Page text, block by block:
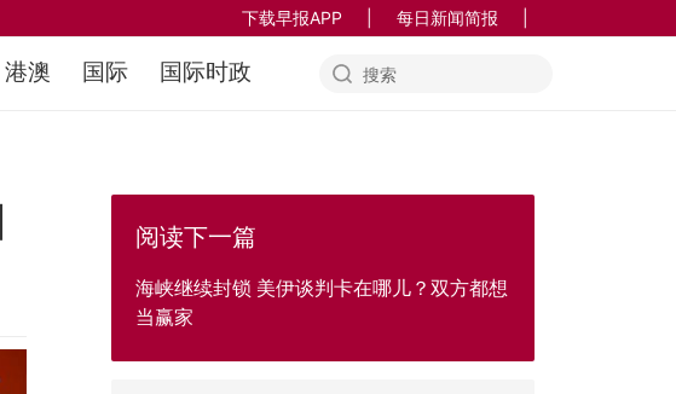
下载早报APP 每日新闻简报
港澳 国际 国际时政
阅读下一篇
海峡继续封锁 美伊谈判卡在哪儿？双方都想
当赢家